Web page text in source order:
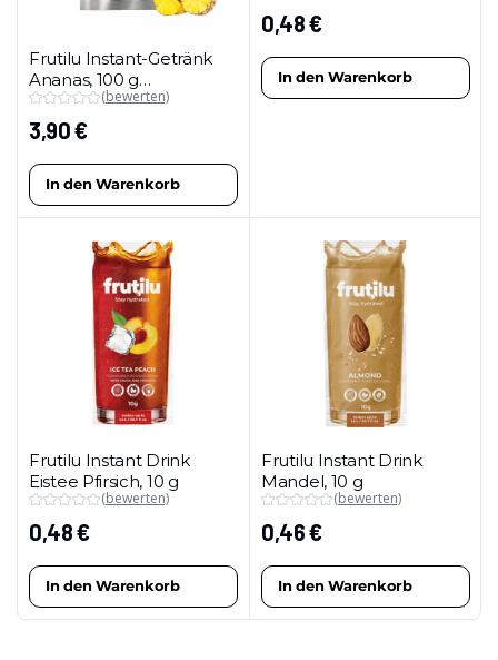
Frutilu Instant-Getränk
Ananas, 100 g
(Maxipackung)
(bewerten)
3,90€
In den Warenkorb
0,48€
In den Warenkorb
Frutilu Instant Drink
Eistee Pfirsich, 10 g
(bewerten)
0,48€
In den Warenkorb
Frutilu Instant Drink
Mandel, 10 g
(bewerten)
0,46€
In den Warenkorb